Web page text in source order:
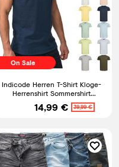
On Sale
Indicode Herren T-Shirt Kloge-
Herrenshirt Sommershirt
Rundhals Shirt Männer
14,99 € 39,99 €